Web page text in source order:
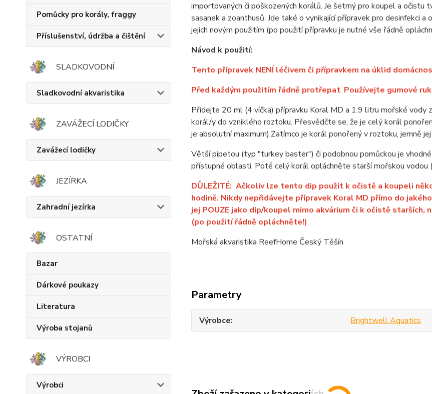
Pomůcky pro korály, fraggy
Příslušenství, údržba a čištění
SLADKOVODNÍ
Sladkovodní akvaristika
ZAVÁŽECÍ LODIČKY
Zavážecí lodičky
JEZÍRKA
Zahradní jezírka
OSTATNÍ
Bazar
Dárkové poukazy
Literatura
Výroba stojanů
VÝROBCI
Výrobci
importovaných či poškozených korálů. Je šetrný pro koupel a očistu
sasanek a zoanthusů. Jde také o vynikající přípravek pro desinfekci
jejich novým použitím (po použití přípravku je nutné vše řádně
Návod k použití:
Tento přípravek NENÍ léčivem či přípravkem na úklid
Před každým použitím řádně protřepat. Používejte gumové
Přidejte 20 ml (4 víčka) přípravku Koral MD a 1.9 litru mořské vody
korál/y do vzniklého roztoku. Přesvědčte se, že je celý korál
je absolutní maximum).Zatímco je korál ponořený v roztoku, jemně
Větší pipetou (typ "turkey baster") či podobnou pomůckou je
přístupné oblasti. Poté celý korál opláchněte starší mořskou vodou
DŮLEŽITÉ: Ačkoliv lze tento dip použít k očistě a koupeli
hodině. Nikdy nepřidávejte přípravek Koral MD přímo do
jej POUZE jako dip/koupel mimo akvárium či k očistě starších,
(po použití řádně opláchněte!)
Mořská akvaristika ReefHome Český Těšín
Parametry
Výrobce Brightwell Aquatics